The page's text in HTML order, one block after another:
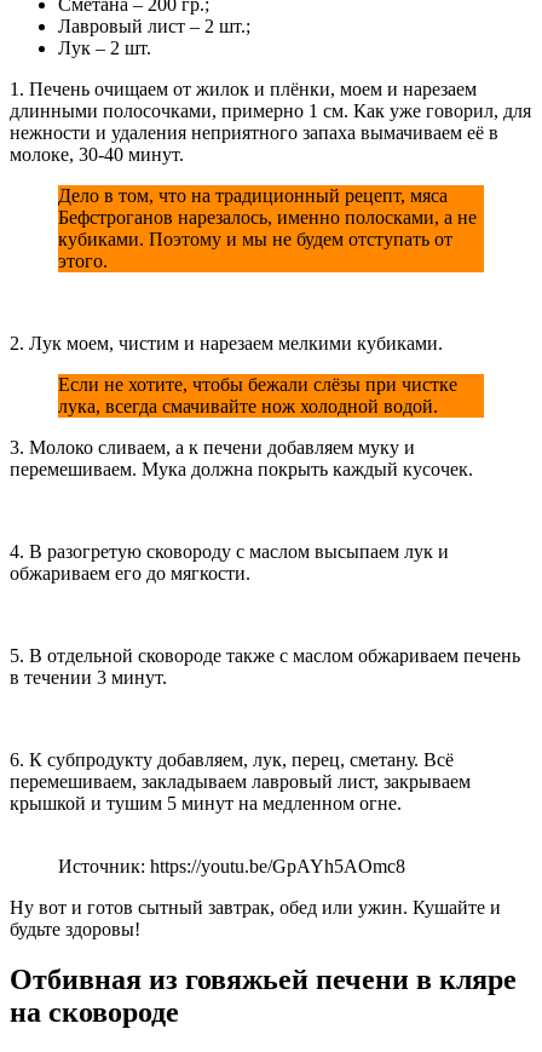
Лавровый лист – 2 шт.;
Лук – 2 шт.
1. Печень очищаем от жилок и плёнки, моем и нарезаем
длинными полосочками, примерно 1 см. Как уже говорил, для
нежности и удаления неприятного запаха вымачиваем её в
молоке, 30-40 минут.
Дело в том, что на традиционный рецепт, мяса
Бефстроганов нарезалось, именно полосками, а не
кубиками. Поэтому и мы не будем отступать от
этого.
2. Лук моем, чистим и нарезаем мелкими кубиками.
Если не хотите, чтобы бежали слёзы при чистке
лука, всегда смачивайте нож холодной водой.
3. Молоко сливаем, а к печени добавляем муку и
перемешиваем. Мука должна покрыть каждый кусочек.
4. В разогретую сковороду с маслом высыпаем лук и
обжариваем его до мягкости.
5. В отдельной сковороде также с маслом обжариваем печень
в течении 3 минут.
6. К субпродукту добавляем, лук, перец, сметану. Всё
перемешиваем, закладываем лавровый лист, закрываем
крышкой и тушим 5 минут на медленном огне.
Источник: https://youtu.be/GpAYh5AOmc8
Ну вот и готов сытный завтрак, обед или ужин. Кушайте и
будьте здоровы!
Отбивная из говяжьей печени в кляре
на сковороде